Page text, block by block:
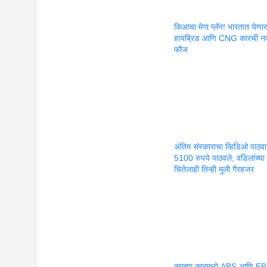
किआचा मेगा प्लॅन! भारतात
हायब्रिड आणि CNG कारची
फौज
अंतिम संस्काराचा व्हिडिओ
5100 रुपये पाठवले; वडिलांच्या
चितेलाही तिन्ही मुली गैरहजर